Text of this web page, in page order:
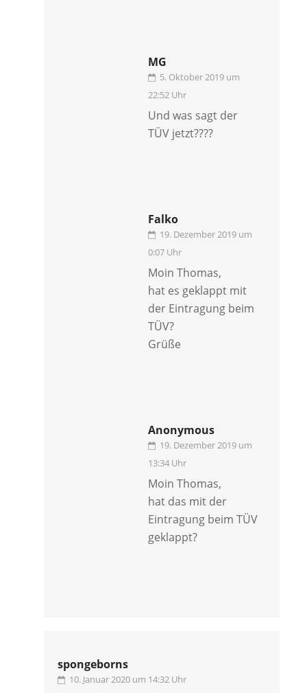
MG
5. Oktober 2019 um
22:52 Uhr
Und was sagt der
TÜV jetzt????
Falko
19. Dezember 2019 um
0:07 Uhr
Moin Thomas,
hat es geklappt mit
der Eintragung beim
TÜV?
Grüße
Anonymous
19. Dezember 2019 um
13:34 Uhr
Moin Thomas,
hat das mit der
Eintragung beim TÜV
geklappt?
spongeborns
10. Januar 2020 um 14:32 Uhr